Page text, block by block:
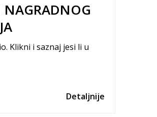
Klikni i saznaj jesi li u
Detaljnije